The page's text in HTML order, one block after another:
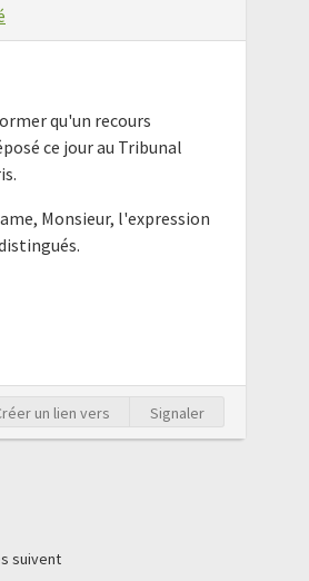
qu'un recours
ce jour au Tribunal
Monsieur, l'expression
un lien vers Signaler
suivent